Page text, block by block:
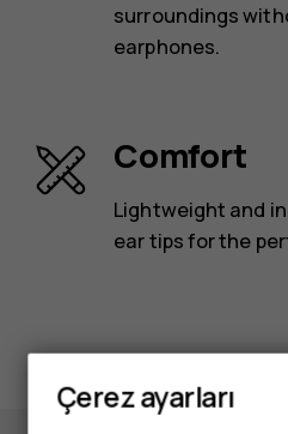
surroundings
earphones.
Comfort
Lightweight and
ear tips for the
Çerez ayarları